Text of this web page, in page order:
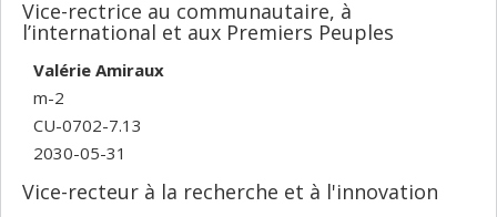
Vice-rectrice au communautaire, à
l’international et aux Premiers Peuples
Valérie Amiraux
m-2
CU-0702-7.13
2030-05-31
Vice-recteur à la recherche et à l'innovation